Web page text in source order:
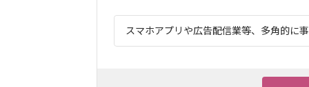
スマホアプリや広告配信業等、多角的に